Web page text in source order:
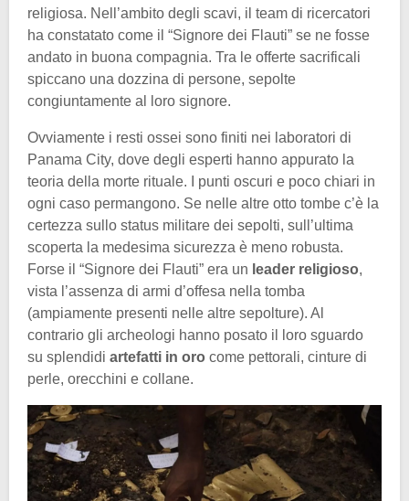
religiosa. Nell’ambito degli scavi, il team di ricercatori
ha constatato come il “Signore dei Flauti” se ne fosse
andato in buona compagnia. Tra le offerte sacrificali
spiccano una dozzina di persone, sepolte
congiuntamente al loro signore.
Ovviamente i resti ossei sono finiti nei laboratori di
Panama City, dove degli esperti hanno appurato la
teoria della morte rituale. I punti oscuri e poco chiari in
ogni caso permangono. Se nelle altre otto tombe c’è la
certezza sullo status militare dei sepolti, sull’ultima
scoperta la medesima sicurezza è meno robusta.
Forse il “Signore dei Flauti” era un leader religioso,
vista l’assenza di armi d’offesa nella tomba
(ampiamente presenti nelle altre sepolture). Al
contrario gli archeologi hanno posato il loro sguardo
su splendidi artefatti in oro come pettorali, cinture di
perle, orecchini e collane.